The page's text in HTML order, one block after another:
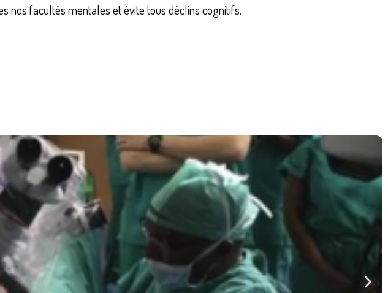
nos facultés mentales et évite tous déclins cognitifs.